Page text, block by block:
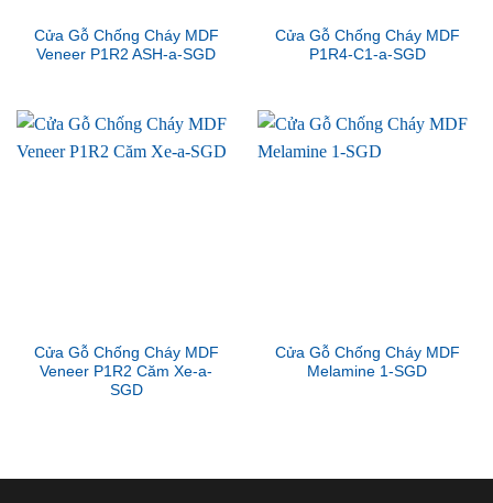
Cửa Gỗ Chống Cháy MDF
Veneer P1R2 ASH-a-SGD
Cửa Gỗ Chống Cháy MDF
P1R4-C1-a-SGD
Cửa Gỗ Chống Cháy MDF
Veneer P1R2 Căm Xe-a-
SGD
Cửa Gỗ Chống Cháy MDF
Melamine 1-SGD